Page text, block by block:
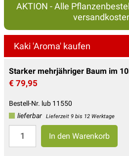
AKTION - Alle
Kaki 'Aroma' kaufen
Starker mehrjähriger Baum im
€ 79,95
Bestell-Nr. lub 11550
lieferbar
Lieferzeit 9 bis 12 Werktage